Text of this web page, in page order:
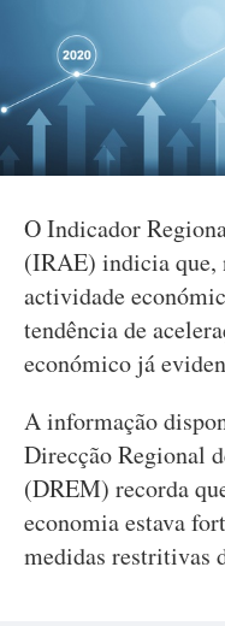
O Indicador
(IRAE) indicia que,
actividade
tendência de
económico já
A informação
Direcção Regional
(DREM) recorda
economia estava
medidas restritivas